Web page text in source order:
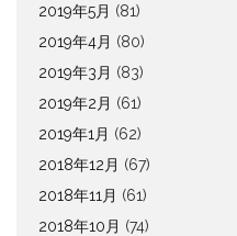
2019年5月 (81)
2019年4月 (80)
2019年3月 (83)
2019年2月 (61)
2019年1月 (62)
2018年12月 (67)
2018年11月 (61)
2018年10月 (74)